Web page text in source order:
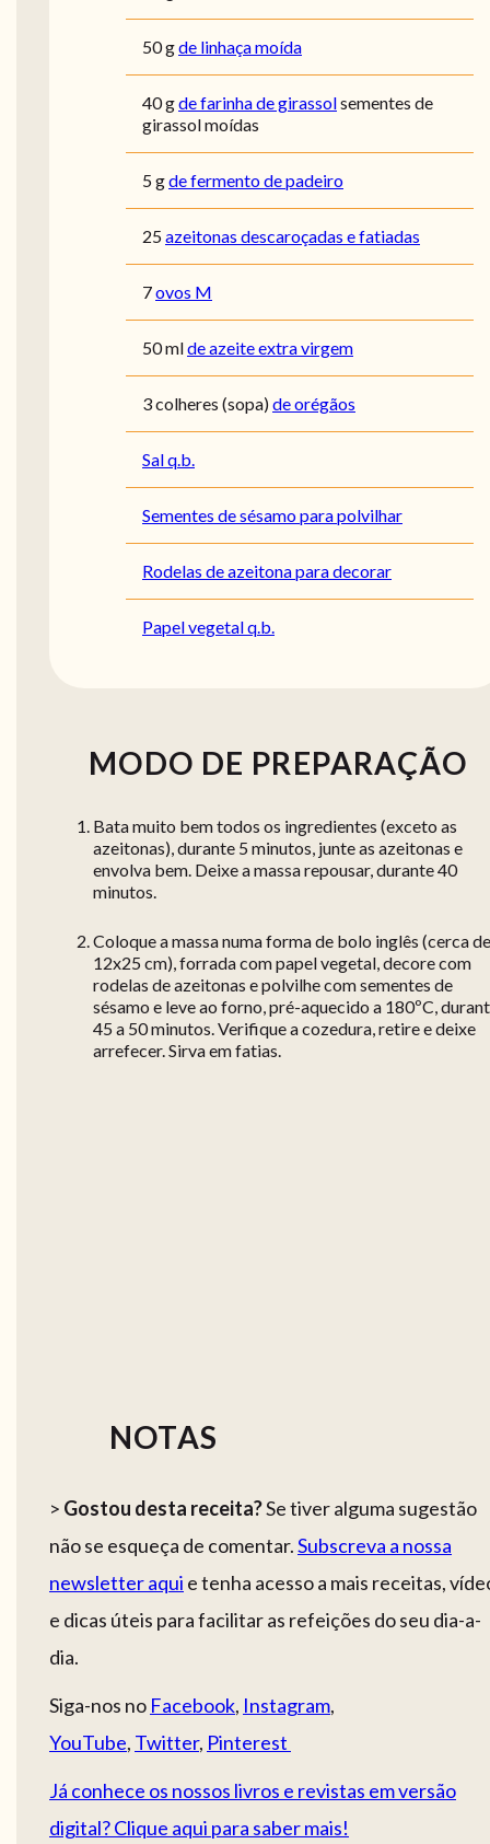
50gde linhaça moída
40gde farinha de girassolsementes de
girassol moídas
5gde fermento de padeiro
25azeitonas descaroçadas e fatiadas
7ovos M
50mlde azeite extra virgem
3colheres (sopa)de orégãos
Sal q.b.
Sementes de sésamo para polvilhar
Rodelas de azeitona para decorar
Papel vegetal q.b.
MODO DE PREPARAÇÃO
Bata muito bem todos os ingredientes (exceto as
azeitonas), durante 5 minutos, junte as azeitonas e
envolva bem. Deixe a massa repousar, durante 40
minutos.
Coloque a massa numa forma de bolo inglês (cerca de
12x25 cm), forrada com papel vegetal, decore com
rodelas de azeitonas e polvilhe com sementes de
sésamo e leve ao forno, pré-aquecido a 180ºC,
45 a 50 minutos. Verifique a cozedura, retire e deixe
arrefecer. Sirva em fatias.
NOTAS
> Gostou desta receita?Se tiver alguma sugestão
não se esqueça de comentar.Subscreva a nossa
newsletter aqui e tenha acesso a mais receitas,
e dicas úteis para facilitar as refeições do seu dia-a-
dia.
Siga-nos no Facebook, Instagram,
YouTube, Twitter, Pinterest
Já conhece os nossos livros e revistas em versão
digital? Clique aqui para saber mais!